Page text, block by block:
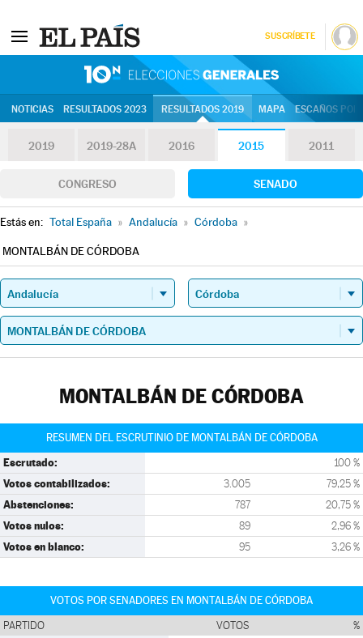
SUSCRÍBETE
NOTICIAS RESULTADOS 2023 RESULTADOS 2019 MAPA ESCAÑOS
2019 2019-28A 2016 2015 2011
CONGRESO SENADO
Estás en: Total España » Andalucía » Córdoba »
MONTALBÁN DE CÓRDOBA
MONTALBÁN DE CÓRDOBA
RESUMEN DEL ESCRUTINIO DE MONTALBÁN DE CÓRDOBA
Escrutado: 100 %
Votos contabilizados: 3.005 79,25 %
Abstenciones: 787 20,75 %
Votos nulos: 89 2,96 %
Votos en blanco: 95 3,26 %
VOTOS POR SENADORES EN MONTALBÁN DE CÓRDOBA
PARTIDO VOTOS %